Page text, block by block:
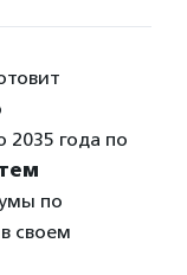
2035 года по
по
своем